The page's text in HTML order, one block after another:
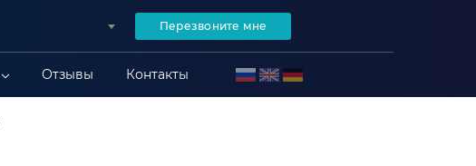
Перезвоните мне
Отзывы Контакты